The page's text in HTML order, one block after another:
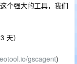
个强大的工具，我们
天）
gscagent)